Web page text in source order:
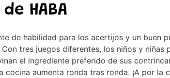
HABA
de habilidad para los acertijos y un buen
tres juegos diferentes, los niños y niñas
el ingrediente preferido de sus
aumenta ronda tras ronda. ¡A por la